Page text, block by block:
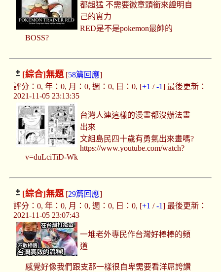
都超猛 不需要徽章頭銜來證明自
己的實力
RED是不是pokemon最帥的
BOSS?
[綜合]無題[58篇回應]
評分：0, 年：0, 月：0, 週：0, 日：0, [+1 /-1] 最後更新：
2021-11-05 23:13:35
台灣人連這樣的漫畫都沒辦法畫
出來
文組島民四十歲有勇氣出來畫嗎?
https://www.youtube.com/watch?
v=duLciTiD-Wk
[綜合]無題[29篇回應]
評分：0, 年：0, 月：0, 週：0, 日：0, [+1 /-1] 最後更新：
2021-11-05 23:07:43
一堆老外專民作台灣好棒棒的頻
道
感覺好像我們跟支那一樣很自卑需要看洋屌誇讚